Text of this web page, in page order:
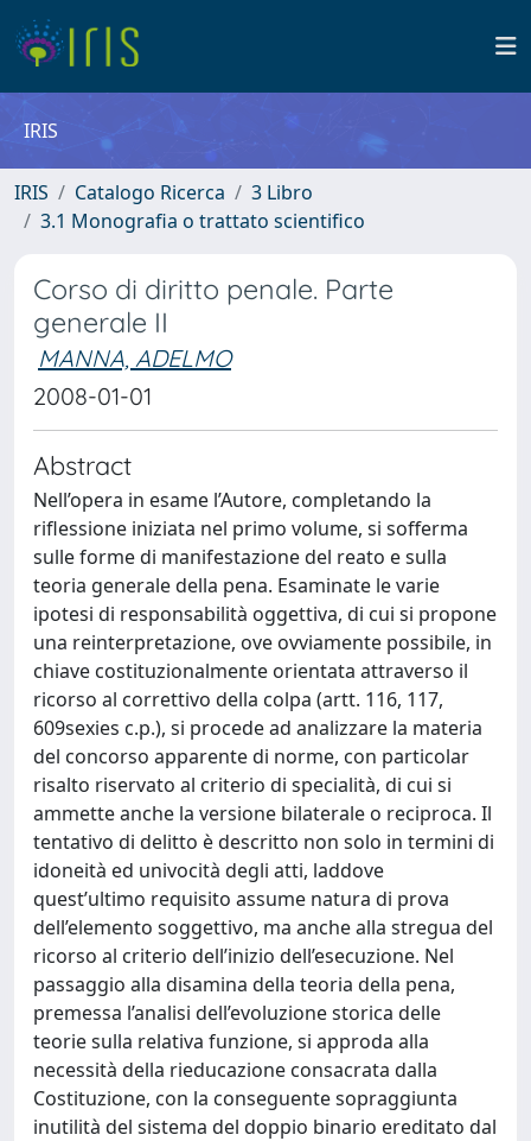
IRIS
IRIS Catalogo Ricerca
3 Libro
3.1 Monografia o trattato scientifico
Corso di diritto penale. Parte
generale II
MANNA, ADELMO
2008-01-01
Abstract
Nell’opera in esame l’Autore, completando la
riflessione iniziata nel primo volume, si sofferma
sulle forme di manifestazione del reato e sulla
teoria generale della pena. Esaminate le varie
ipotesi di responsabilità oggettiva, di cui si propone
una reinterpretazione, ove ovviamente possibile, in
chiave costituzionalmente orientata attraverso il
ricorso al correttivo della colpa (artt. 116, 117,
609sexies c.p.), si procede ad analizzare la materia
del concorso apparente di norme, con particolar
risalto riservato al criterio di specialità, di cui si
ammette anche la versione bilaterale o reciproca. Il
tentativo di delitto è descritto non solo in termini di
idoneità ed univocità degli atti, laddove
quest’ultimo requisito assume natura di prova
dell’elemento soggettivo, ma anche alla stregua del
ricorso al criterio dell’inizio dell’esecuzione. Nel
passaggio alla disamina della teoria della pena,
premessa l’analisi dell’evoluzione storica delle
teorie sulla relativa funzione, si approda alla
necessità della rieducazione consacrata dalla
Costituzione, con la conseguente sopraggiunta
inutilità del sistema del doppio binario ereditato dal